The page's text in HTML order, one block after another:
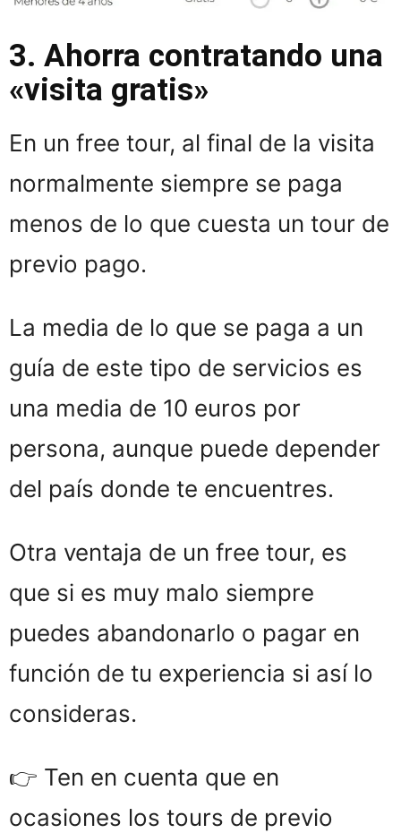
3. Ahorra contratando una
«visita gratis»
En un free tour, al final de la visita
normalmente siempre se paga
menos de lo que cuesta un tour de
previo pago.
La media de lo que se paga a un
guía de este tipo de servicios es
una media de 10 euros por
persona, aunque puede depender
del país donde te encuentres.
Otra ventaja de un free tour, es
que si es muy malo siempre
puedes abandonarlo o pagar en
función de tu experiencia si así lo
consideras.
👉 Ten en cuenta que en
ocasiones los tours de previo